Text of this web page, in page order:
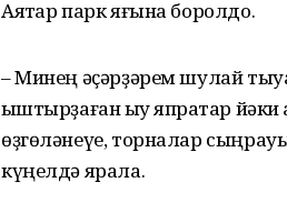
Аяҡтар парк яғына боролдо.
– Минең әҫәрҙәрем шулай
ҡыштырҙаған ҡыу япраҡтар
өҙгөләнеүе, торналар
күңелдә ярала.